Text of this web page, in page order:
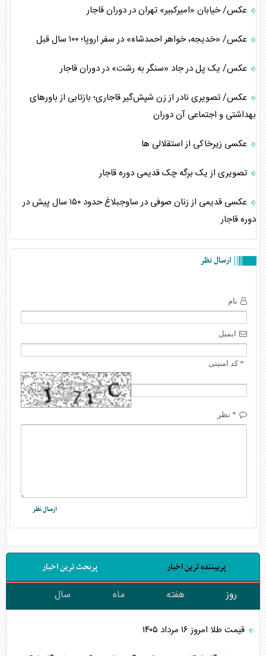
عکس/ خیابان «امیرکبیر» تهران در دوران قاجار
عکس/ «خدیجه، خواهر احمدشاه» در سفر اروپا؛ ۱۰۰ سال قبل
عکس/ یک پل در جاد «سنگر به رشت» در دوران قاجار
عکس/ تصویری نادر از زن شپش‌گیر قاجاری؛ بازتابی از باور‌های
بهداشتی و اجتماعی آن دوران
عکسی زیرخاکی از استقلالی ها
تصویری از یک برگه چک قدیمی دوره قاجار
عکسی قدیمی از زنان صوفی در ساوجبلاغ حدود ۱۵۰ سال پیش در
دوره قاجار
ارسال نظر
نام
ایمیل
* کد امنیتی
* نظر
پربیننده ترین اخبار پربحث ترین اخبار
روز هفته ماه سال
قیمت طلا امروز ۱۶ مرداد ۱۴۰۵